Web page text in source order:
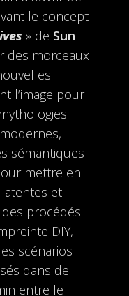
le concept
» de Sun
des morceaux
l’image pour
sémantiques
mettre en
et
des procédés
DIY,
scénarios
dans de
entre le